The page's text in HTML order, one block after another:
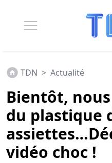
TDN > Actualité
Bientôt,
du plastique
vidéo choc !